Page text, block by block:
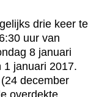
drie keer te
uur van
8 januari
1 januari 2017.
december
overdekte